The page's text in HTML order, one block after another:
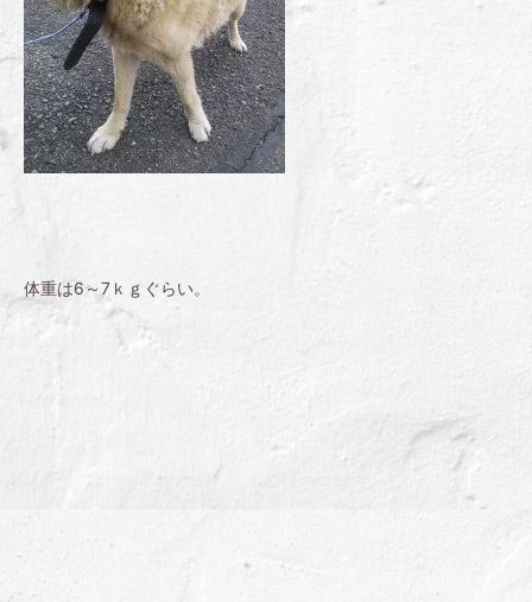
体重は6～7ｋｇぐらい。